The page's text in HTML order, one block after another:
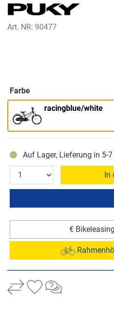
Art. NR: 90477
Farbe
racingblue/white
Auf Lager, Lieferung in 5-
In
€